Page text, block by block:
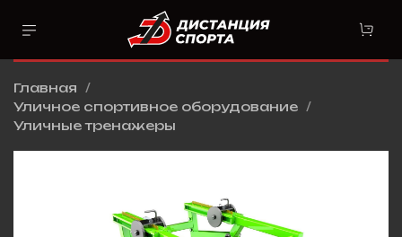
Главная
Уличное спортивное оборудование
Уличные тренажеры